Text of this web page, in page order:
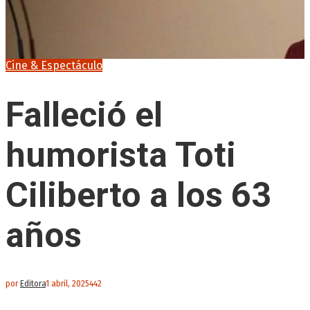
Cine & Espectáculo
Falleció el
humorista Toti
Ciliberto a los 63
años
porEditora1 abril, 2025442